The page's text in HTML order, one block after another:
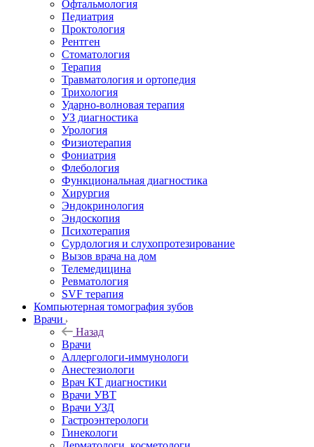
Офтальмология
Педиатрия
Проктология
Рентген
Стоматология
Терапия
Травматология и ортопедия
Трихология
Ударно-волновая терапия
УЗ диагностика
Урология
Физиотерапия
Фониатрия
Флебология
Функциональная диагностика
Хирургия
Эндокринология
Эндоскопия
Психотерапия
Сурдология и слухопротезирование
Вызов врача на дом
Телемедицина
Ревматология
SVF терапия
Компьютерная томография зубов
Врачи
Назад
Врачи
Аллергологи-иммунологи
Анестезиологи
Врач КТ диагностики
Врачи УВТ
Врачи УЗД
Гастроэнтерологи
Гинекологи